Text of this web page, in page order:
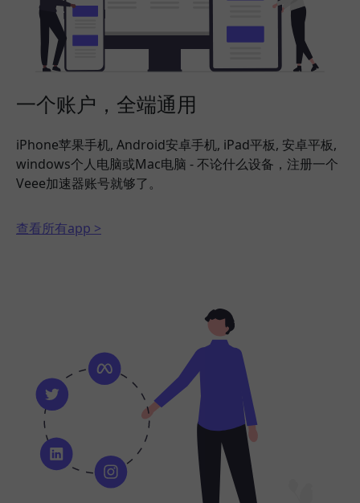
一个账户，全端通用
iPhone苹果手机, Android安卓手机, iPad平板, 安卓平板,
windows个人电脑或Mac电脑 - 不论什么设备，注册一个
Veee加速器账号就够了。
查看所有app >